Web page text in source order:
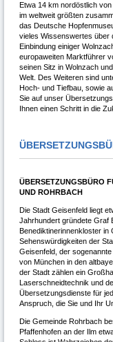
Etwa 14 km nordöstlich
im weltweit größten
das Deutsche
vieles Wissenswertes über
Einbindung einiger
europaweiten Marktführer
seinen Sitz in Wolnzach
Welt. Des Weiteren sind
Hoch- und Tiefbau, sowie
Sie auf unser
Ihnen einen Schritt in die
ÜBERSETZUNGSBÜRO
UND ROHRBACH
Die Stadt Geisenfeld liegt
Jahrhundert gründete Graf
Benediktinerinnenkloster
Sehenswürdigkeiten der
Geisenfeld, der
von München in den
der Stadt zählen ein
Laserschneidtechnik und
Übersetzungsdienste für
Anspruch, die Sie und Ihr
Die Gemeinde Rohrbach
Pfaffenhofen an der Ilm